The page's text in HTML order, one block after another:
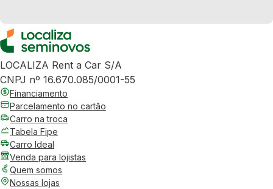
LOCALIZA Rent a Car S/A
CNPJ nº 16.670.085/0001-55
Financiamento
Parcelamento no cartão
Carro na troca
Tabela Fipe
Carro Ideal
Venda para lojistas
Quem somos
Nossas lojas